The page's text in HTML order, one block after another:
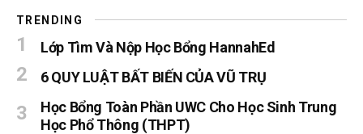
TRENDING
Lớp Tìm Và Nộp Học Bổng HannahEd
6 QUY LUẬT BẤT BIẾN CỦA VŨ TRỤ
Học Bổng Toàn Phần UWC Cho Học Sinh Trung
Học Phổ Thông (THPT)